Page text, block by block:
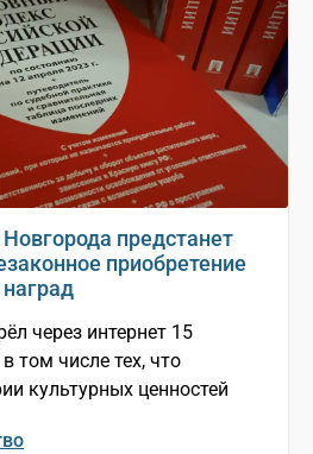
предстанет
приобретение
через интернет 15
том числе тех, что
культурных ценностей